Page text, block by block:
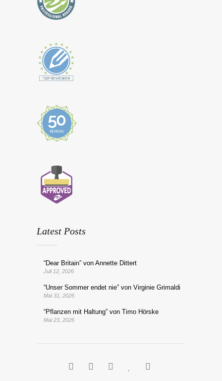
Latest Posts
“Dear Britain” von Annette Dittert
Juli 12, 2026
“Unser Sommer endet nie” von Virginie Grimaldi
Mai 31, 2026
“Pflanzen mit Haltung” von Timo Hörske
Mai 23, 2026